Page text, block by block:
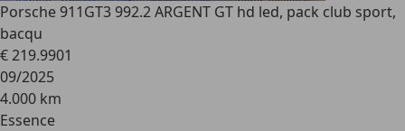
Porsche 911GT3 992.2 ARGENT GT hd led, pack club sport,
bacqu
€ 219.9901
09/2025
4.000 km
Essence